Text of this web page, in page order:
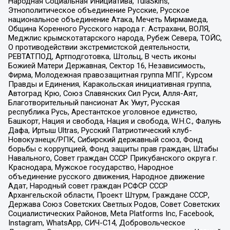
Этнополитическое объединение Русские, Русское
национальное объединение Атака, Мечеть Мирмамеда,
Община Коренного Русского народа г. Астрахани, ВОЛЯ,
Меджлис крымскотатарского народа, Рубеж Севера, ТОЙС,
О противодействии экстремистской деятельности,
РЕВТАТПОД, Артподготовка, Штольц, В честь иконы
Божией Матери Державная, Сектор 16, Независимость,
Фирма, Молодежная правозащитная группа МПГ, Курсом
Правды и Единения, Каракольская инициативная группа,
Автоград Крю, Союз Славянских Сил Руси, Алля-Аят,
Благотворительный пансионат Ак Умут, Русская
республика Русь, Арестантское уголовное единство,
Башкорт, Нация и свобода, Нация и свобода, W.H.С., Фалунь
Дафа, Иртыш Ultras, Русский Патриотический клуб-
Новокузнецк/РПК, Сибирский державный союз, Фонд
борьбы с коррупцией, Фонд защиты прав граждан, Штабы
Навального, Совет граждан СССР Прикубанского округа г.
Краснодара, Мужское государство, Народное
объединение русского движения, Народное движение
Адат, Народный совет граждан РСФСР СССР
Архангельской области, Проект Штурм, Граждане СССР,
Держава Союз Советских Светлых Родов, Совет Советских
Социалистических Районов, Meta Platforms Inc, Facebook,
Instagram, WhatsApp, СИЧ-С14, Добровольческое